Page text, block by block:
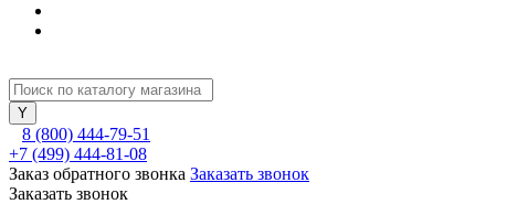
8 (800) 444-79-51
+7 (499) 444-81-08
Заказ обратного звонка Заказать звонок
Заказать звонок